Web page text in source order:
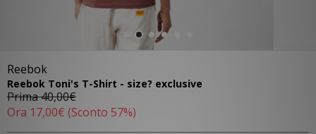
Reebok
Reebok Toni's T-Shirt - size? exclusive
Prima40,00€
Ora 17,00€ (Sconto 57%)